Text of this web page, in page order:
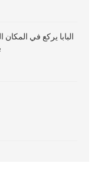
البابا يركع في المكان